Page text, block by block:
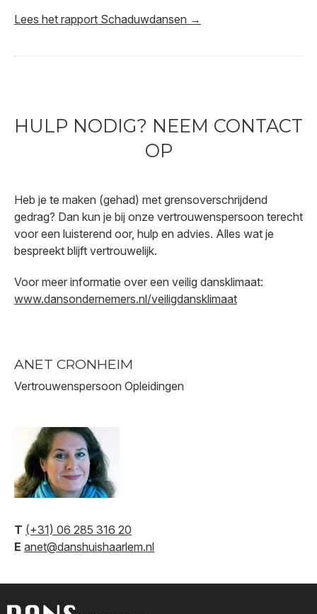
Lees het rapport Schaduwdansen →
HULP NODIG? NEEM CONTACT
OP
Heb je te maken (gehad) met grensoverschrijdend
gedrag? Dan kun je bij onze vertrouwenspersoon terecht
voor een luisterend oor, hulp en advies. Alles wat je
bespreekt blijft vertrouwelijk.
Voor meer informatie over een veilig dansklimaat:
www.dansondernemers.nl/veiligdansklimaat
ANET CRONHEIM
Vertrouwenspersoon Opleidingen
T (+31) 06 285 316 20
E anet@danshuishaarlem.nl